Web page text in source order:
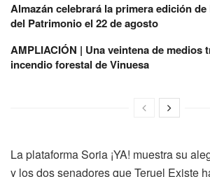
Almazán celebrará la primera edición
del Patrimonio el 22 de agosto
AMPLIACIÓN | Una veintena de medios
incendio forestal de Vinuesa
La plataforma Soria ¡YA! muestra su
y los dos senadores que Teruel Existe